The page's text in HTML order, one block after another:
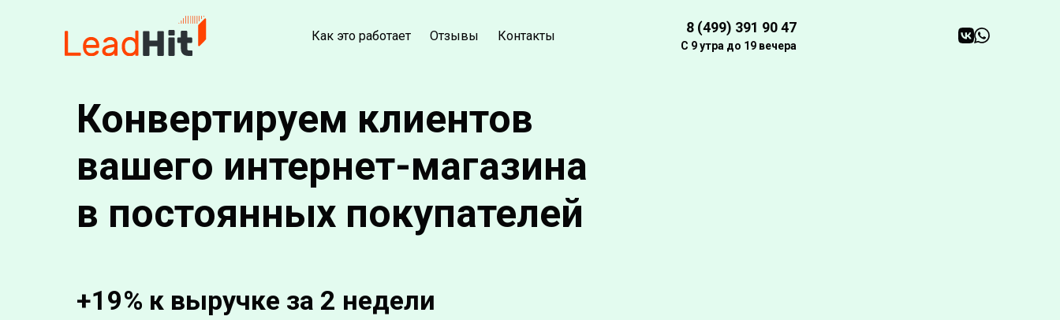
Как это работает Отзывы Контакты 8 (499) 391 90 47
С 9 утра до 19 вечера
Конвертируем клиентов
вашего интернет-магазина
в постоянных покупателей
+19% к выручке за 2 недели